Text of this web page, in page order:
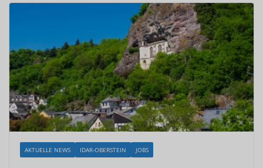
AKTUELLE NEWS IDAR-OBERSTEIN JOBS